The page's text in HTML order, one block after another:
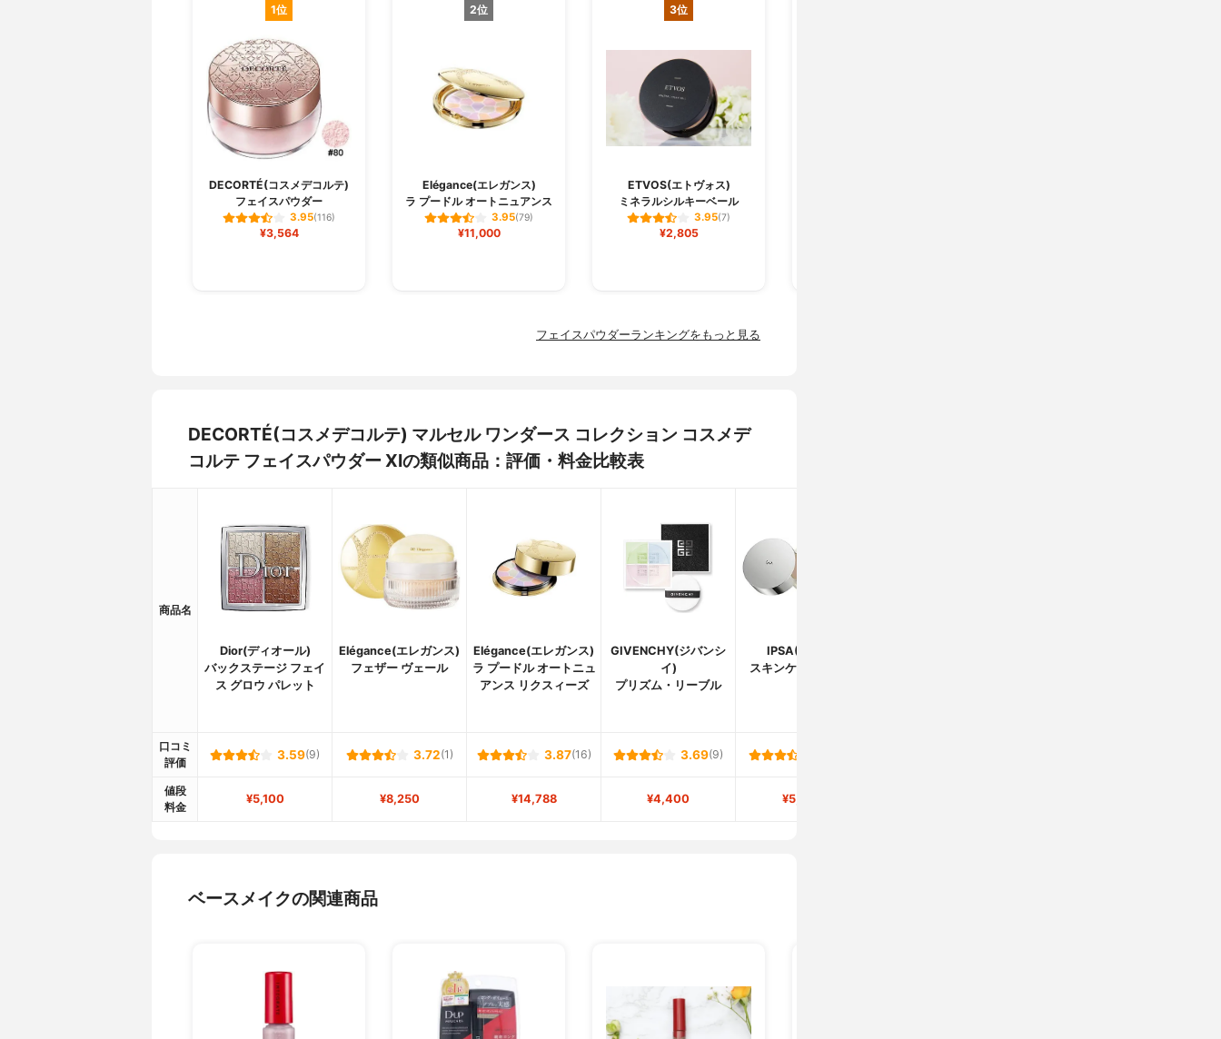
1位
DECORTÉ(コスメデコルテ)
フェイスパウダー
3.95(116)
¥3,564
2位
Elégance(エレガンス)
ラ プードル オートニュアンス
3.95(79)
¥11,000
3位
ETVOS(エトヴォス)
ミネラルシルキーベール
3.95(7)
¥2,805
フェイスパウダーランキングをもっと見る
DECORTÉ(コスメデコルテ) マルセル ワンダース コレクション コスメデ
コルテ フェイスパウダー XIの類似商品：評価・料金比較表
商品名
Dior(ディオール)
バックステージ フェイ
ス グロウ パレット
Elégance(エレガンス)
フェザー ヴェール
Elégance(エレガンス)
ラ プードル オートニュ
アンス リクスィーズ
GIVENCHY(ジバンシ
イ)
プリズム・リーブル
IPSA(イプサ)
スキンケアパウダー
口コミ
評価
3.59(9) 3.72(1) 3.87(16) 3.69(9)
値段
料金
¥5,100 ¥8,250 ¥14,788 ¥4,400 ¥5,500
ベースメイクの関連商品